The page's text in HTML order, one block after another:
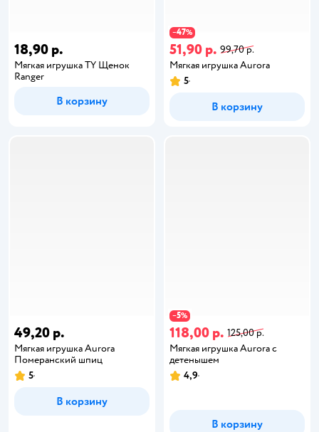
18,90 р.
Мягкая игрушка TY Щенок
Ranger
В корзину
−47%
51,90 р. 99,70 р.
Мягкая игрушка Aurora
5
В корзину
49,20 р.
Мягкая игрушка Aurora
Померанский шпиц
5
В корзину
−5%
118,00 р. 125,00 р.
Мягкая игрушка Aurora с
детенышем
4,9
В корзину